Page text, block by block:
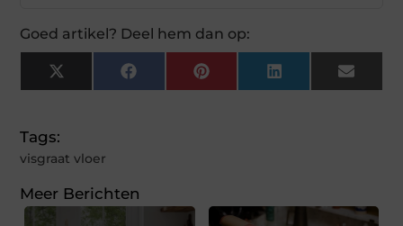
Goed artikel? Deel hem dan op:
X
(Twitter)
FacebookPinterestLinkedInEmail
Tags:
visgraat vloer
Meer Berichten